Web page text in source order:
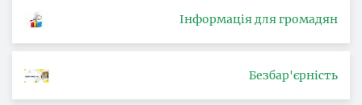
Інформація для громадян
Безбар'єрність